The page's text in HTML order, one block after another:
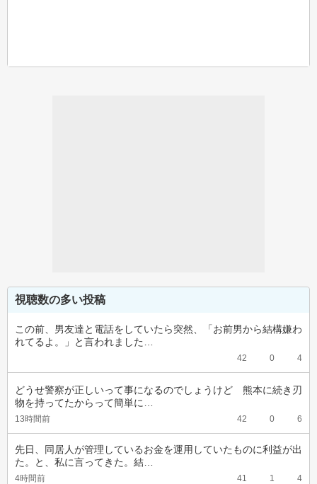
視聴数の多い投稿
この前、男友達と電話をしていたら突然、「お前男から結構嫌わ
れてるよ。」と言われました…
42 0 4
どうせ警察が正しいって事になるのでしょうけど　熊本に続き刃
物を持ってたからって簡単に…
13時間前 42 0 6
先日、同居人が管理しているお金を運用していたものに利益が出
た。と、私に言ってきた。結…
4時間前 41 1 4